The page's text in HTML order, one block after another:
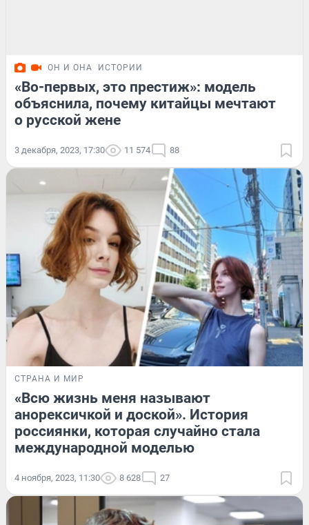
ОН И ОНА ИСТОРИИ
«Во-первых, это престиж»: модель
объяснила, почему китайцы мечтают
о русской жене
3 декабря, 2023, 17:30 11 574 88
СТРАНА И МИР
«Всю жизнь меня называют
анорексичкой и доской». История
россиянки, которая случайно стала
международной моделью
4 ноября, 2023, 11:30 8 628 27